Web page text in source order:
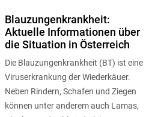
Blauzungenkrankheit:
Aktuelle Informationen über
die Situation in Österreich
Die Blauzungenkrankheit (BT) ist eine
Viruserkrankung der Wiederkäuer.
Neben Rindern, Schafen und Ziegen
können unter anderem auch Lamas,